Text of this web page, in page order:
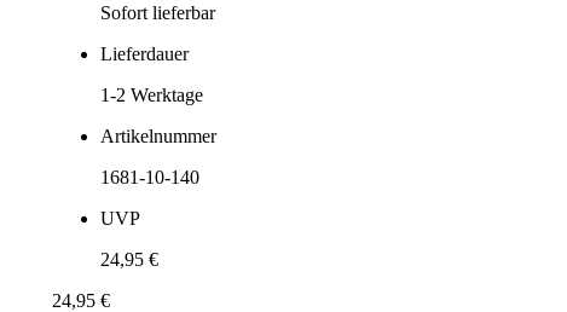
Sofort lieferbar
Lieferdauer
1-2 Werktage
Artikelnummer
1681-10-140
UVP
24,95 €
24,95 €